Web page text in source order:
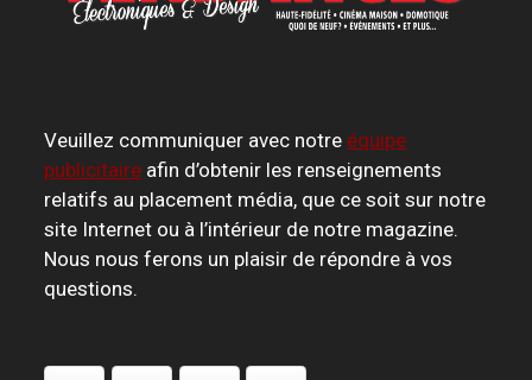
Veuillez communiquer avec notre équipe
publicitaire afin d’obtenir les renseignements
relatifs au placement média, que ce soit sur notre
site Internet ou à l’intérieur de notre magazine.
Nous nous ferons un plaisir de répondre à vos
questions.